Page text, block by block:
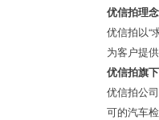
优信拍理念
优信拍以“
为客户提
优信拍旗
优信拍公
可的汽车